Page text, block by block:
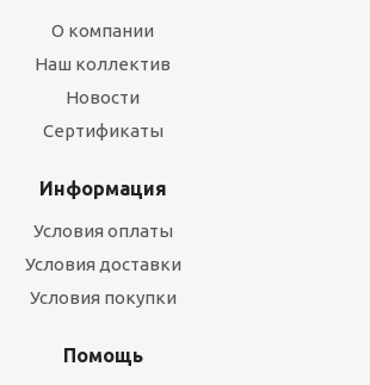
О компании
Наш коллектив
Новости
Сертификаты
Информация
Условия оплаты
Условия доставки
Условия покупки
Помощь